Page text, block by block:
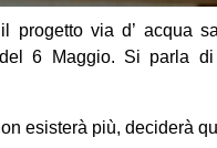
progetto via d’ acqua
6 Maggio. Si parla
esisterà più, deciderà